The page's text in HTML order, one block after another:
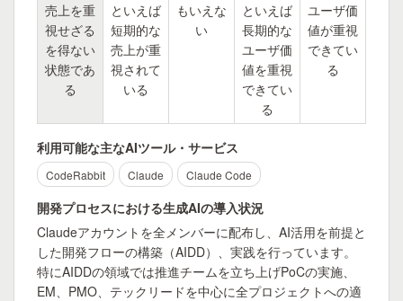
売上を重
視せざる
を得ない
状態であ
る
といえば
短期的な
売上が重
視されて
いる
もいえな
い
といえば
長期的な
ユーザ価
値を重視
できてい
る
ユーザ価
値が重視
できてい
る
利用可能な主なAIツール・サービス
CodeRabbit Claude Claude Code
開発プロセスにおける生成AIの導入状況
Claudeアカウントを全メンバーに配布し、AI活用を前提と
した開発フローの構築（AIDD）、実践を行っています。
特にAIDDの領域では推進チームを立ち上げPoCの実施、
EM、PMO、テックリードを中心に全プロジェクトへの適